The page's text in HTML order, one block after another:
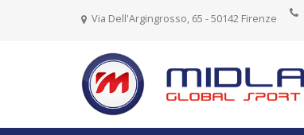
Via Dell'Argingrosso, 65 - 50142 Firenze